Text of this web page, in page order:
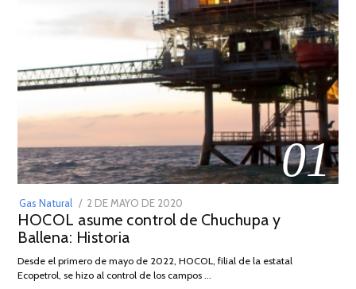
01
Gas Natural
POSTED
ON
2 DE MAYO DE 2020
DE
2026
HOCOL asume control de Chuchupa y
Ballena: Historia
Desde el primero de mayo de 2022, HOCOL, filial de la estatal
Ecopetrol, se hizo al control de los campos …